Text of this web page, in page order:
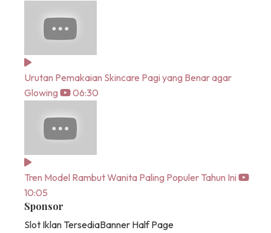
Urutan Pemakaian Skincare Pagi yang Benar agar
Glowing
06:30
Tren Model Rambut Wanita Paling Populer Tahun Ini
10:05
Sponsor
Slot Iklan TersediaBanner Half Page